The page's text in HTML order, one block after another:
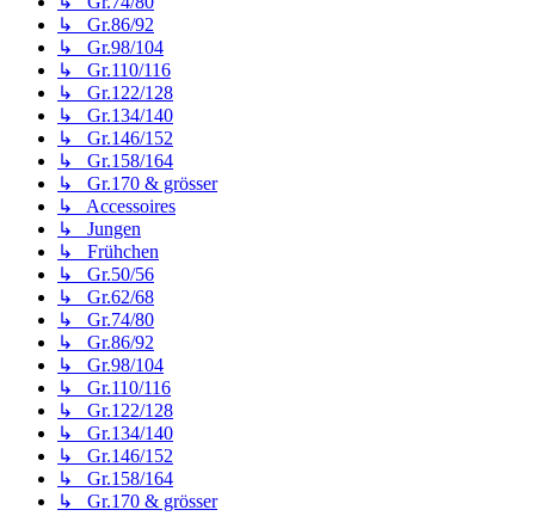
↳ Gr.86/92
↳ Gr.98/104
↳ Gr.110/116
↳ Gr.122/128
↳ Gr.134/140
↳ Gr.146/152
↳ Gr.158/164
↳ Gr.170 & grösser
↳ Accessoires
↳ Jungen
↳ Frühchen
↳ Gr.50/56
↳ Gr.62/68
↳ Gr.74/80
↳ Gr.86/92
↳ Gr.98/104
↳ Gr.110/116
↳ Gr.122/128
↳ Gr.134/140
↳ Gr.146/152
↳ Gr.158/164
↳ Gr.170 & grösser